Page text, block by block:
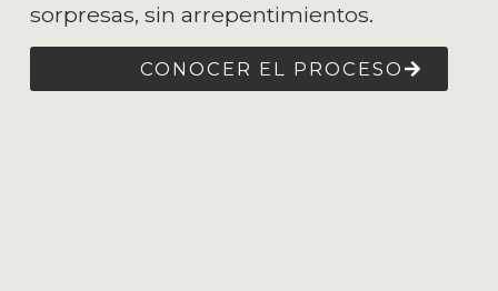
sorpresas, sin arrepentimientos.
CONOCER EL PROCESO